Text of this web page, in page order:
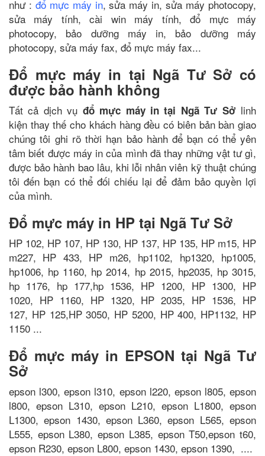
như : đổ mực máy in, sửa máy in, sửa máy photocopy,
sửa máy tính, cài win máy tính, đổ mực máy
photocopy, bảo dưỡng máy in, bảo dưỡng máy
photocopy, sửa máy fax, đổ mực máy fax...
Đổ mực máy in tại Ngã Tư Sở có
được bảo hành không
Tất cả dịch vụ đổ mực máy in tại Ngã Tư Sở linh
kiện thay thế cho khách hàng đều có biên bản bàn giao
chúng tôi ghi rõ thời hạn bảo hành để bạn có thể yên
tâm biết được máy in của mình đã thay những vật tư gì,
được bảo hành bao lâu, khi lỗi nhân viên kỹ thuật chúng
tôi đến bạn có thể đối chiếu lại để đảm bảo quyền lợi
của mình.
Đổ mực máy in HP tại Ngã Tư Sở
HP 102, HP 107, HP 130, HP 137, HP 135, HP m15, HP
m227, HP 433, HP m26, hp1102, hp1320, hp1005,
hp1006, hp 1160, hp 2014, hp 2015, hp2035, hp 3015,
hp 1176, hp 177,hp 1536, HP 1200, HP 1300, HP
1020, HP 1160, HP 1320, HP 2035, HP 1536, HP
127, HP 125,HP 3050, HP 5200, HP 400, HP1132, HP
1150 ...
Đổ mực máy in EPSON tại Ngã Tư
Sở
epson l300, epson l310, epson l220, epson l805, epson
l800, epson L310, epson L210, epson L1800, epson
L1300, epson 1430, epson L360, epson L565, epson
L555, epson L380, epson L385, epson T50,epson t60,
epson R230, epson L800, epson 1430, epson 1390, ....